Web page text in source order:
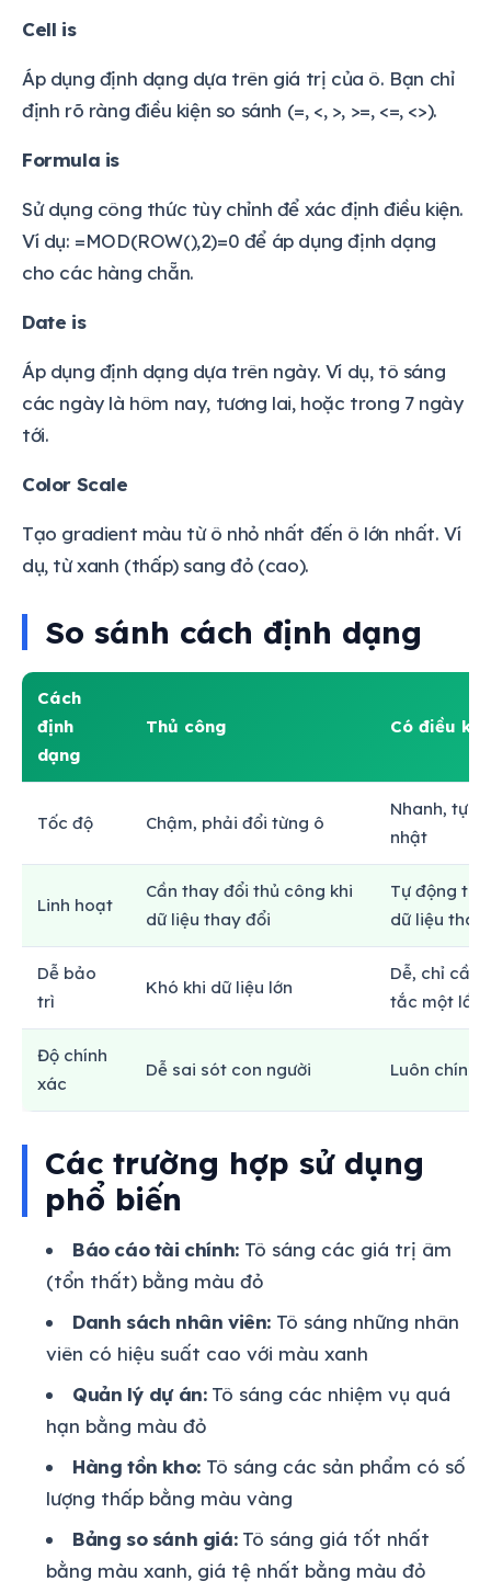
Cell is
Áp dụng định dạng dựa trên giá trị của ô. Bạn chỉ
định rõ ràng điều kiện so sánh (=, <, >, >=, <=, <>).
Formula is
Sử dụng công thức tùy chỉnh để xác định điều kiện.
Ví dụ: =MOD(ROW(),2)=0 để áp dụng định dạng
cho các hàng chẵn.
Date is
Áp dụng định dạng dựa trên ngày. Ví dụ, tô sáng
các ngày là hôm nay, tương lai, hoặc trong 7 ngày
tới.
Color Scale
Tạo gradient màu từ ô nhỏ nhất đến ô lớn nhất. Ví
dụ, từ xanh (thấp) sang đỏ (cao).
So sánh cách định dạng
Cách
định
dạng
Thủ công Có điều
Tốc độ Chậm, phải đổi từng ô
Nhanh, tự
nhật
Linh hoạt
Cần thay đổi thủ công khi
dữ liệu thay đổi
Tự động
dữ liệu thay
Dễ bảo
trì
Khó khi dữ liệu lớn
Dễ, chỉ cần
tắc một lần
Độ chính
xác
Dễ sai sót con người Luôn chính
Các trường hợp sử dụng
phổ biến
Báo cáo tài chính:Tô sáng các giá trị âm
(tổn thất) bằng màu đỏ
Danh sách nhân viên: Tô sáng những nhân
viên có hiệu suất cao với màu xanh
Quản lý dự án:Tô sáng các nhiệm vụ quá
hạn bằng màu đỏ
Hàng tồn kho:Tô sáng các sản phẩm có số
lượng thấp bằng màu vàng
Bảng so sánh giá:Tô sáng giá tốt nhất
bằng màu xanh, giá tệ nhất bằng màu đỏ